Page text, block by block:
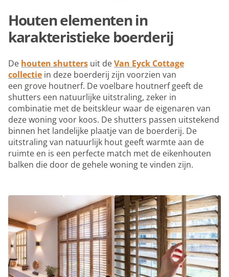
Houten elementen in
karakteristieke boerderij
De houten shutters uit deVan Eyck Cottage
collectie in deze boerderij zijn voorzien van
een grove houtnerf. De voelbare houtnerf geeft de
shutters een natuurlijke uitstraling, zeker in
combinatie met de beitskleur waar de eigenaren van
deze woning voor koos. De shutters passen uitstekend
binnen het landelijke plaatje van de boerderij. De
uitstraling van natuurlijk hout geeft warmte aan de
ruimte en is een perfecte match met de eikenhouten
balken die door de gehele woning te vinden zijn.